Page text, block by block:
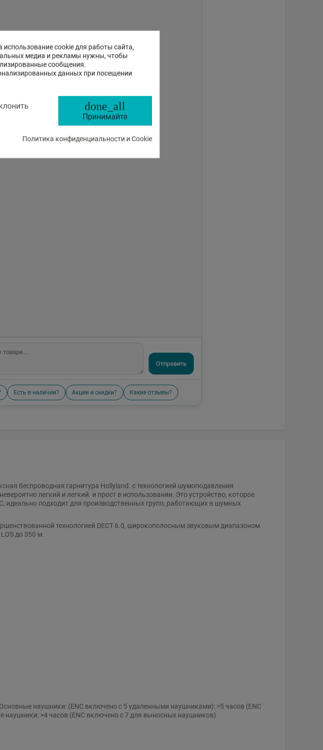
cookie для работы сайта,
медиа и рекламы нужны, чтобы
сообщения.
данных при посещении
done_all
Принимайте
Политика конфиденциальности и Cookie
Отправить
Есть в наличии? Акции и скидки? Какие отзывы?
беспроводная гарнитура Hollyland. с технологией шумоподавления
легкий и легкий. и прост в использовании. Это устройство, которое
идеально подходит для производственных групп, работающих в шумных
технологией DECT 6.0, широкополосным звуковым диапазоном
до 350 м.
наушники: (ENC включено с 5 удаленными наушниками): >5 часов (ENC
>4 часов (ENC включено с 7 для выносных наушников)